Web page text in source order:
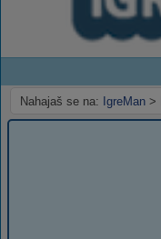
Nahajaš se na: IgreMan >